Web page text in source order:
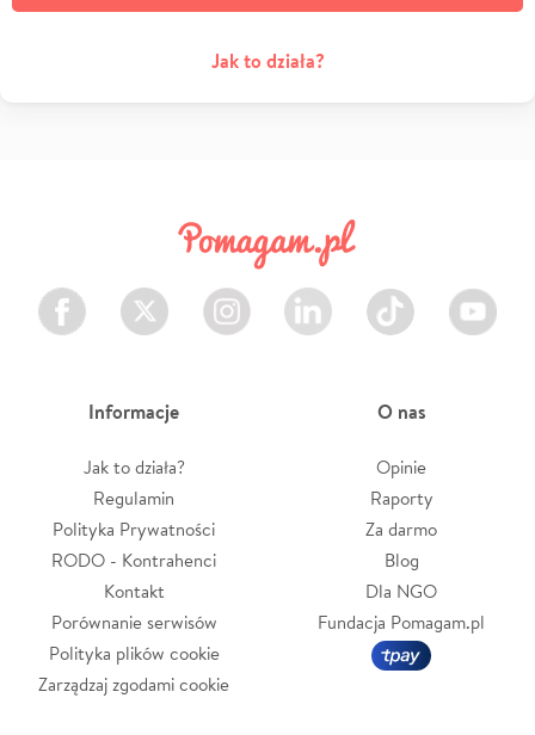
Jak to działa?
Facebook Twitter Instagram LinkedIn TikTok Youtube
Informacje
Jak to działa?
Regulamin
Polityka Prywatności
RODO - Kontrahenci
Kontakt
Porównanie serwisów
Polityka plików cookie
Zarządzaj zgodami cookie
O nas
Opinie
Raporty
Za darmo
Blog
Dla NGO
Fundacja Pomagam.pl